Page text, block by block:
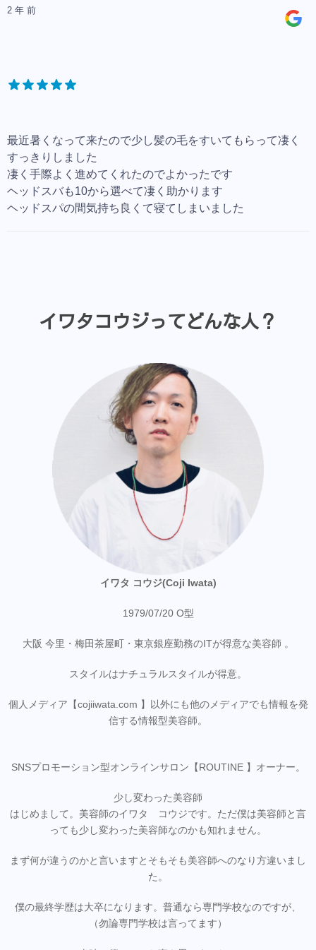
2 年 前
最近暑くなって来たので少し髪の毛をすいてもらって凄く
すっきりしました
凄く手際よく進めてくれたのでよかったです
ヘッドスバも10から選べて凄く助かります
ヘッドスパの間気持ち良くて寝てしまいました
イワタコウジってどんな人？
イワタ コウジ(Coji Iwata)
1979/07/20 O型
大阪 今里・梅田茶屋町・東京銀座勤務のITが得意な美容師 。
スタイルはナチュラルスタイルが得意。
個人メディア【cojiiwata.com 】以外にも他のメディアでも情報を発
信する情報型美容師。
SNSプロモーション型オンラインサロン【ROUTINE 】オーナー。
少し変わった美容師
はじめまして。美容師のイワタ コウジです。ただ僕は美容師と言
っても少し変わった美容師なのかも知れません。
まず何が違うのかと言いますとそもそも美容師へのなり方違いまし
た。
僕の最終学歴は大卒になります。普通なら専門学校なのですが、
（勿論専門学校は言ってます）